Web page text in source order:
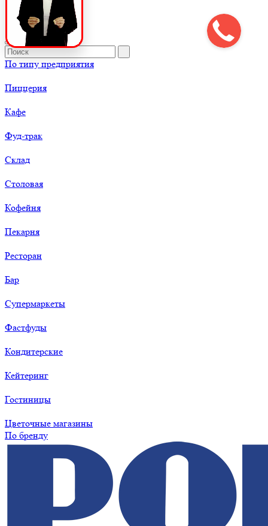
По типу предприятия
Пиццерия
Кафе
Фуд-трак
Склад
Столовая
Кофейня
Пекарня
Ресторан
Бар
Супермаркеты
Фастфуды
Кондитерские
Кейтеринг
Гостиницы
Цветочные магазины
По бренду